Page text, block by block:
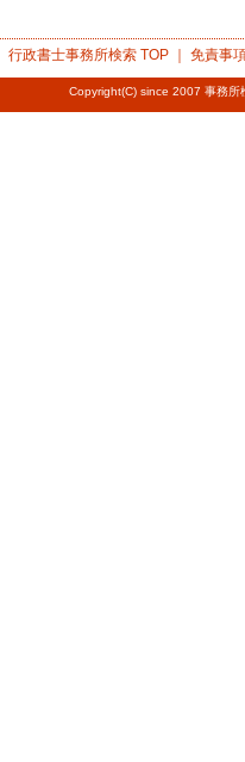
行政書士事務所検索TOP ｜ 免責事
Copyright(C) since 2007 事務所